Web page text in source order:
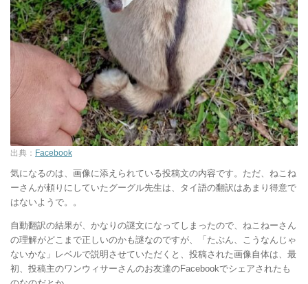
出典： Facebook
気になるのは、画像に添えられている投稿文の内容です。ただ、ねこね
ーさんが頼りにしていたグーグル先生は、タイ語の翻訳はあまり得意で
はないようで。。
自動翻訳の結果が、かなりの謎文になってしまったので、ねこねーさん
の理解がどこまで正しいのかも謎なのですが、「たぶん、こうなんじゃ
ないかな」レベルで説明させていただくと、投稿された画像自体は、最
初、投稿主のワンウィサーさんのお友達のFacebookでシェアされたも